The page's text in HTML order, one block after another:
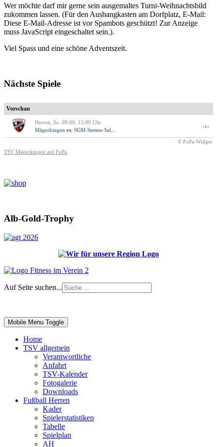
Wer möchte darf mir gerne sein ausgemaltes Turni-Weihnachtsbild
zukommen lassen. (Für den Aushangkasten am Dorfplatz, E-Mail:
Diese E-Mail-Adresse ist vor Spambots geschützt! Zur Anzeige
muss JavaScript eingeschaltet sein.).
Viel Spass und eine schöne Adventszeit.
Nächste Spiele
Vorschau
Herren, So. 09.08. 15:00 Uhr
Mägerkingen vs. SGM Stetten-Sal...
-:-
© FuPa-Widget
TSV Mägerkingen auf FuPa
Alb-Gold-Trophy
Auf Seite suchen...
Mobile Menu Toggle
Home
TSV allgemein
Verantwortliche
Anfahrt
TSV-Kalender
Fotogalerie
Downloads
Fußball Herren
Kader
Spielerstatistiken
Tabelle
Spielplan
AH